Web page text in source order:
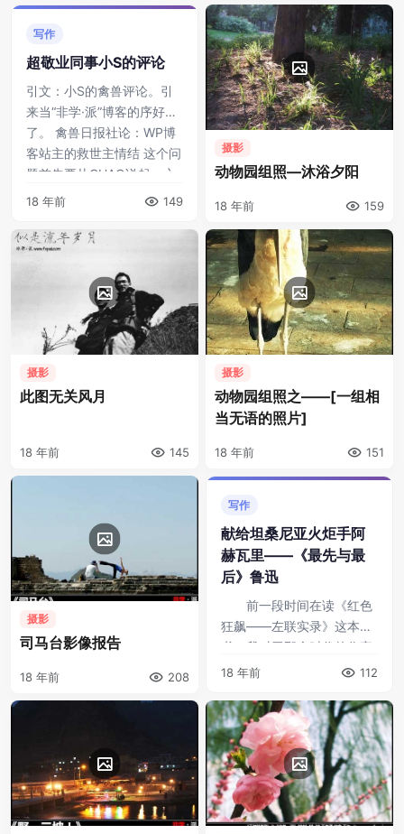
愤青。因为做个傻逼 ...
写作
超敬业同事小S的评论
引文：小S的禽兽评论。引
来当“非学·派”博客的序好
了。 禽兽日报社论：WP博
客站主的救世主情结 这个问
题首先要从CHAO说起。之
前Z-BLOG升级的时候，
18 年前 149
摄影
动物园组照—沐浴夕阳
18 年前 159
摄影
此图无关风月
18 年前 145
摄影
动物园组照之——[一组相
当无语的照片]
18 年前 151
摄影
司马台影像报告
18 年前 208
写作
献给坦桑尼亚火炬手阿
赫瓦里——《最先与最
后》鲁迅
前一段时间在读《红色
狂飙——左联实录》这本
书，我对于那个时代的作家
有着特殊的敬佩。那种忧国
什么主义，或者所谓“左、
右”的概念能够概括 ...
18 年前 112